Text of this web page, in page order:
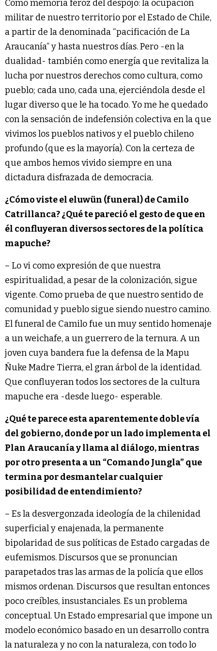
Como memoria feroz del despojo: la ocupación
militar de nuestro territorio por el Estado de Chile,
a partir de la denominada “pacificación de La
Araucanía” y hasta nuestros días. Pero -en la
dualidad- también como energía que revitaliza la
lucha por nuestros derechos como cultura, como
pueblo; cada uno, cada una, ejerciéndola desde el
lugar diverso que le ha tocado. Yo me he quedado
con la sensación de indefensión colectiva en la que
vivimos los pueblos nativos y el pueblo chileno
profundo (que es la mayoría). Con la certeza de
que ambos hemos vivido siempre en una
dictadura disfrazada de democracia.
¿Cómo viste el eluwün (funeral) de Camilo
Catrillanca? ¿Qué te pareció el gesto de que en
él confluyeran diversos sectores de la política
mapuche?
– Lo vi como expresión de que nuestra
espiritualidad, a pesar de la colonización, sigue
vigente. Como prueba de que nuestro sentido de
comunidad y pueblo sigue siendo nuestro camino.
El funeral de Camilo fue un muy sentido homenaje
a un weichafe, a un guerrero de la ternura. A un
joven cuya bandera fue la defensa de la Mapu
Ñuke Madre Tierra, el gran árbol de la identidad.
Que confluyeran todos los sectores de la cultura
mapuche era -desde luego- esperable.
¿Qué te parece esta aparentemente doble vía
del gobierno, donde por un lado implementa el
Plan Araucanía y llama al diálogo, mientras
por otro presenta a un “Comando Jungla” que
termina por desmantelar cualquier
posibilidad de entendimiento?
– Es la desvergonzada ideología de la chilenidad
superficial y enajenada, la permanente
bipolaridad de sus políticas de Estado cargadas de
eufemismos. Discursos que se pronuncian
parapetados tras las armas de la policía que ellos
mismos ordenan. Discursos que resultan entonces
poco creíbles, insustanciales. Es un problema
conceptual. Un Estado empresarial que impone un
modelo económico basado en un desarrollo contra
la naturaleza y no con la naturaleza, con todo lo